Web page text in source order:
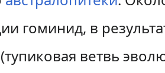
гоминид, в
ветвь